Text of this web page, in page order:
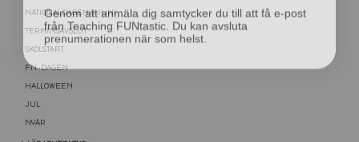
NATIONALDAGEN 6 JUNI
TERMINSAVSLUT
SKOLSTART
FN-DAGEN
HALLOWEEN
JUL
NYÅR
prenumerationen när som helst.